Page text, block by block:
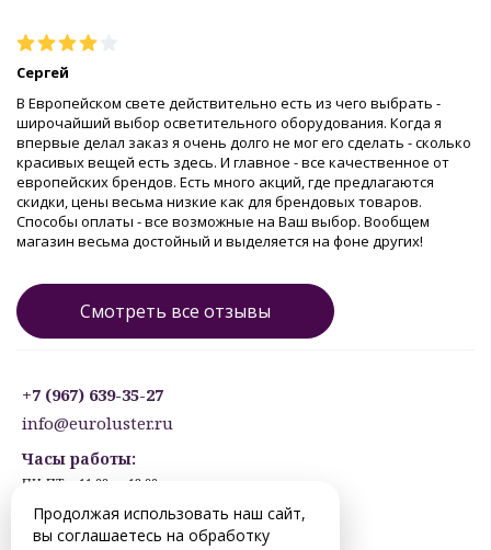
Сергей
В Европейском свете действительно есть из чего выбрать -
широчайший выбор осветительного оборудования. Когда я
впервые делал заказ я очень долго не мог его сделать - сколько
красивых вещей есть здесь. И главное - все качественное от
европейских брендов. Есть много акций, где предлагаются
скидки, цены весьма низкие как для брендовых товаров.
Способы оплаты - все возможные на Ваш выбор. Вообщем
магазин весьма достойный и выделяется на фоне других!
Смотреть все отзывы
+7 (967) 639-35-27
info@euroluster.ru
Часы работы:
ПН-ПТ: с 11:00 до 19:00
ВС: ВЫХОДНОЙ
Продолжая использовать наш сайт,
вы соглашаетесь на обработку